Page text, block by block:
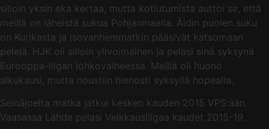
silloin yksin eka kertaa, mutta kotiutumista auttoi se, että
meillä on läheistä sukua Pohjanmaalla. Äidin puolen suku
on Kurikasta ja isovanhemmatkin pääsivät katsomaan
pelejä. HJK oli silloin ylivoimainen ja pelasi sinä syksynä
Eurooppa-liigan lohkovaiheessa. Meillä oli huono
alkukausi, mutta noustiin hienosti syksyllä hopealla.
Seinäjoelta matka jatkui kesken kauden 2015 VPS:ään.
Vaasassa Lähde pelasi Veikkausliigaa kaudet 2015-19.